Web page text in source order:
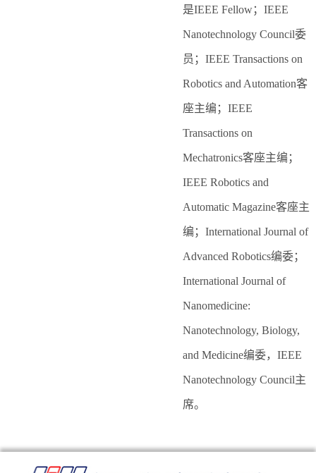
是IEEE Fellow；IEEE
Nanotechnology Council委
员；IEEE Transactions on
Robotics and Automation客
座主编；IEEE
Transactions on
Mechatronics客座主编；
IEEE Robotics and
Automatic Magazine客座主
编；International Journal of
Advanced Robotics编委；
International Journal of
Nanomedicine:
Nanotechnology, Biology,
and Medicine编委，IEEE
Nanotechnology Council主
席。